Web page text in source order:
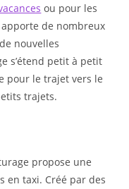
ou pour les
de nombreux
nouvelles
s’étend petit à petit
pour le trajet vers le
trajets.
propose une
en taxi. Créé par des